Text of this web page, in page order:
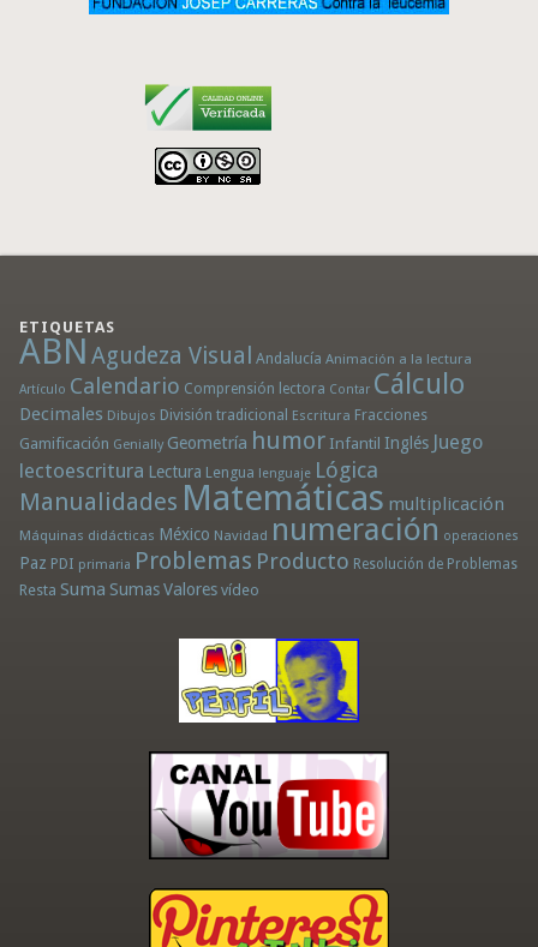
ETIQUETAS
ABN Agudeza Visual Andalucía Animación a la lectura
Artículo Calendario Comprensión lectora Contar Cálculo
Decimales Dibujos División tradicional Escritura Fracciones
Gamificación Genially Geometría humor Infantil Inglés Juego
lectoescritura Lectura Lengua lenguaje Lógica
Manualidades Matemáticas multiplicación
Máquinas didácticas México Navidad numeración operaciones
Paz PDI primaria Problemas Producto Resolución de Problemas
Resta Suma Sumas Valores vídeo